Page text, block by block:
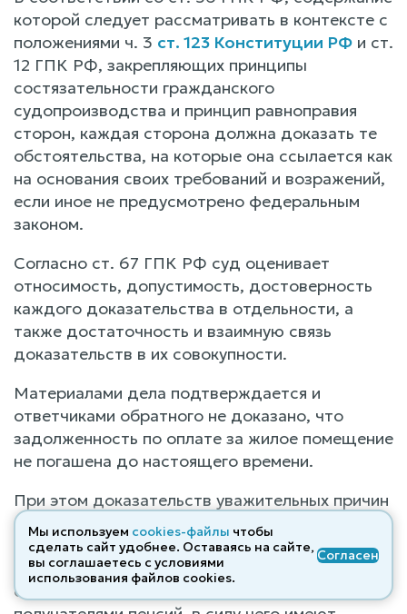
которой следует рассматривать в контексте с
положениями ч. 3 ст. 123 Конституции РФ и ст.
12 ГПК РФ, закрепляющих принципы
состязательности гражданского
судопроизводства и принцип равноправия
сторон, каждая сторона должна доказать те
обстоятельства, на которые она ссылается как
на основания своих требований и возражений,
если иное не предусмотрено федеральным
законом.
Согласно ст. 67 ГПК РФ суд оценивает
относимость, допустимость, достоверность
каждого доказательства в отдельности, а
также достаточность и взаимную связь
доказательств в их совокупности.
Материалами дела подтверждается и
ответчиками обратного не доказано, что
задолженность по оплате за жилое помещение
не погашена до настоящего времени.
При этом доказательств уважительных причин
невнесения платы за жилое помещение
ответчик не представил. Судом, путем
истребования сведений установлено, что
ответчики ФИО1 и ФИО2 являются
Мы используем cookies-файлы чтобы
сделать сайт удобнее. Оставаясь на сайте,
вы соглашаетесь с условиями
использования файлов cооkies.
Согласен